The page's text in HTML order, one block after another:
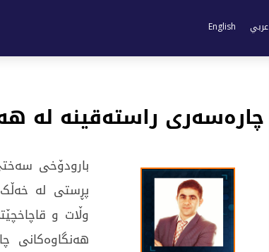
عربي English
بارودۆخی
پڕستی لە خەڵک
وڵات و
هەنگاوەكانی